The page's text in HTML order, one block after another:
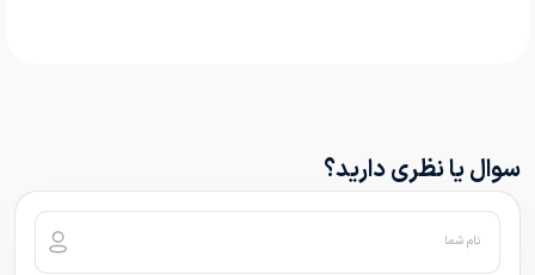
سوال یا نظری دارید؟
نام شما